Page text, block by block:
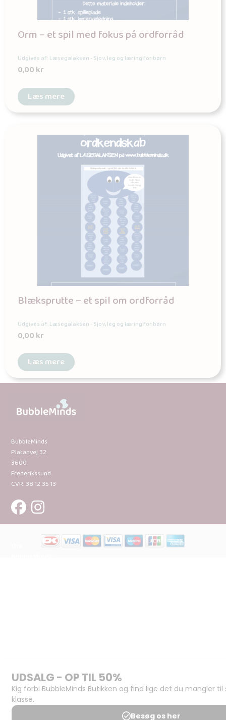
Orm – et spil med fokus på ordforråd
Udgives af: Læsegalaksen - Sjov, leg og læring for børn
0,00kr
Læs mere
Blæksprutte – et spil om ordforråd
Udgives af: Læsegalaksen - Sjov, leg og læring for børn
0,00kr
Læs mere
BubbleMinds
Platanvej 32
3600
Frederikssund
CVR: 38 12 35 13
Support og
juridisk:
Spørgsmål og
svar